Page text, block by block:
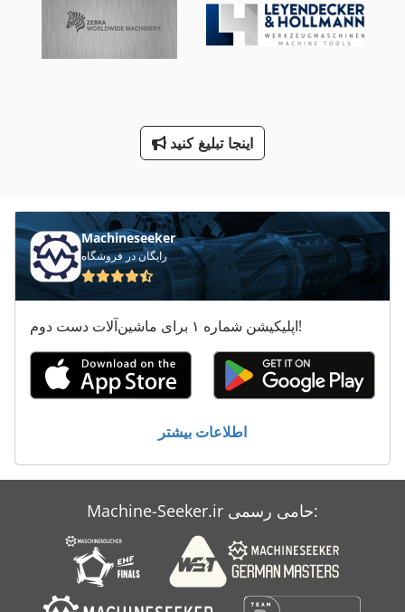
اره نواری قابل حمل
اره نواری مینی
محور خودرو نوار نقاله
نوار خسته کننده
اینجا تبلیغ کنید
Machineseeker
رایگان در فروشگاه
اپلیکیشن شماره ۱ برای ماشین‌آلات دست دوم!
اطلاعات بیشتر
Machine-Seeker.ir حامی رسمی: